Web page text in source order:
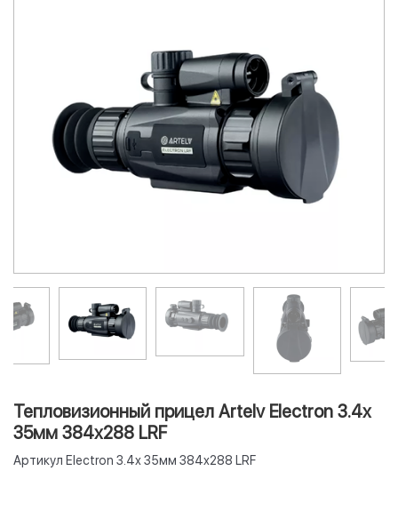
Тепловизионный прицел Artelv Electron 3.4x
35мм 384x288 LRF
Артикул Electron 3.4x 35мм 384x288 LRF